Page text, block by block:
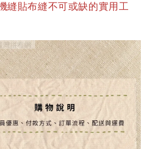
縫貼布縫不可或缺的實用工